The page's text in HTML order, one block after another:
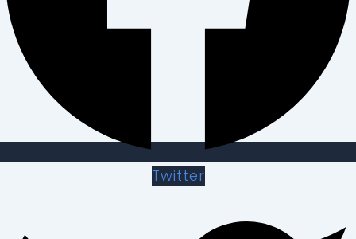
Twitter